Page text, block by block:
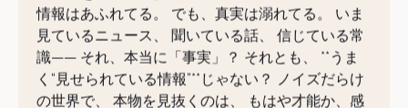
情報はあふれてる。 でも、真実は溺れてる。 いま
見ているニュース、 聞いている話、 信じている常
識—— それ、本当に「事実」？ それとも、 **うま
く“見せられている情報”**じゃない？ ノイズだらけ
の世界で、 本物を見抜くのは、 もはや才能か、感